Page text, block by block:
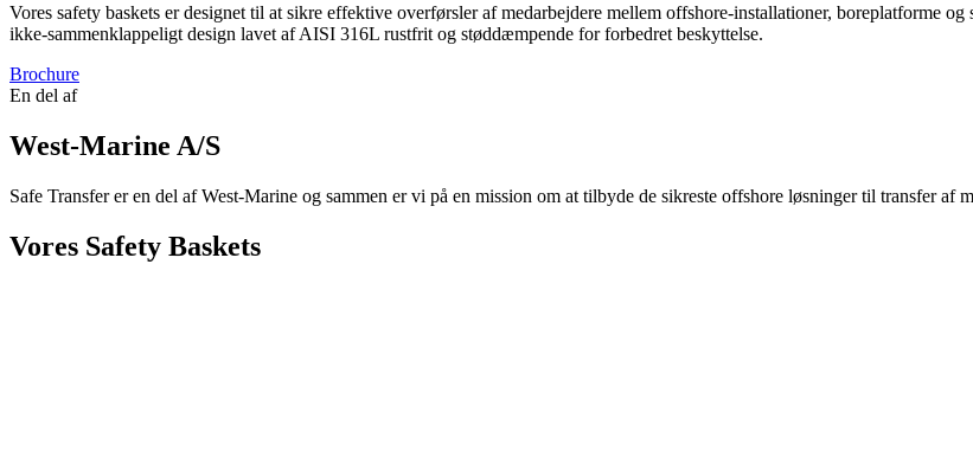
Vores safety baskets er designet til at sikre effektive overførsler af medarbejdere mellem offshore-installationer, boreplatforme
ikke-sammenklappeligt design lavet af AISI 316L rustfrit og støddæmpende for forbedret beskyttelse.
Brochure
En del af
West-Marine A/S
Safe Transfer er en del af West-Marine og sammen er vi på en mission om at tilbyde de sikreste offshore løsninger til transfer af
Vores Safety Baskets